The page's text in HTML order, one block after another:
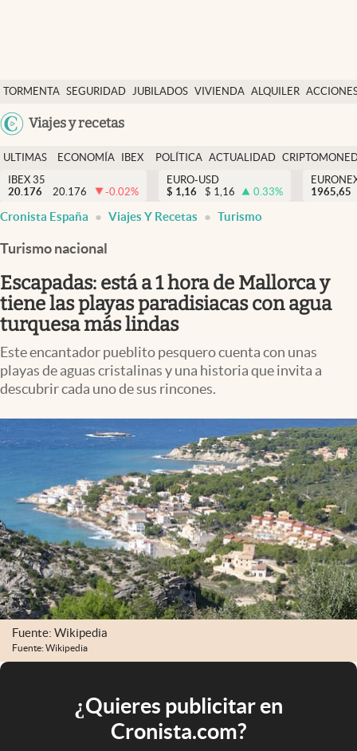
TORMENTA SEGURIDAD JUBILADOS VIVIENDA ALQUILER
USA
Viajes y recetas
Economía y finanzas
Política
Actualidad
Criptomonedas
España
ULTIMAS
NOTICIAS
ECONOMÍA
FINANZAS
IBEX
EURO
POLÍTICA ACTUALIDAD
IBEX 35
20.176
20.176 -0.02%
EURO-USD
$ 1,16 $ 1,16 0.33%
1965,65
Cronista España Viajes Y Recetas Turismo
Turismo nacional
Escapadas: está a 1 hora de Mallorca y
tiene las playas paradisiacas con agua
turquesa más lindas
Este encantador pueblito pesquero cuenta con unas
playas de aguas cristalinas y una historia que invita a
descubrir cada uno de sus rincones.
Fuente: Wikipedia
Fuente: Wikipedia
¿Quieres publicitar en
Cronista.com?